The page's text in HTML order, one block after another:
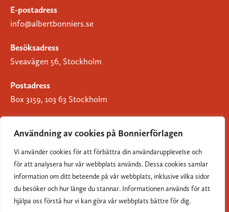
Användning av cookies på Bonnierförlagen
Vi använder cookies för att förbättra din användarupplevelse och
för att analysera hur vår webbplats används. Dessa cookies samlar
information om ditt beteende på vår webbplats, inklusive vilka sidor
du besöker och hur länge du stannar. Informationen används för att
hjälpa oss förstå hur vi kan göra vår webbplats bättre för dig.
E-postadress
info@albertbonniers.se
Besöksadress
Sveavägen 56, Stockholm
Postadress
Box 3159, 103 63 Stockholm
Om Bonnierförlagen
Cookies
Integritetspolicy